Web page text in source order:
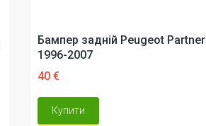
Бампер задній Peugeot Partner
1996-2007
40 €
Купити